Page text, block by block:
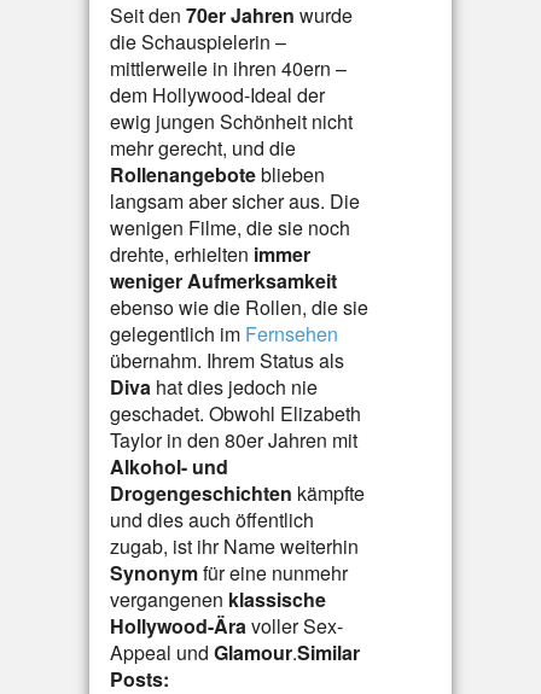
Seit den 70er Jahren wurde
die Schauspielerin –
mittlerweile in ihren 40ern –
dem Hollywood-Ideal der
ewig jungen Schönheit nicht
mehr gerecht, und die
Rollenangeboteblieben
langsam aber sicher aus. Die
wenigen Filme, die sie noch
drehte, erhielten immer
weniger Aufmerksamkeit
ebenso wie die Rollen, die sie
gelegentlich im Fernsehen
übernahm. Ihrem Status als
Diva hat dies jedoch nie
geschadet. Obwohl Elizabeth
Taylor in den 80er Jahren mit
Alkohol- und
Drogengeschichten kämpfte
und dies auch öffentlich
zugab, ist ihr Name weiterhin
Synonymfür eine nunmehr
vergangenen klassische
Hollywood-Äravoller Sex-
Appeal und Glamour.Similar
Posts: